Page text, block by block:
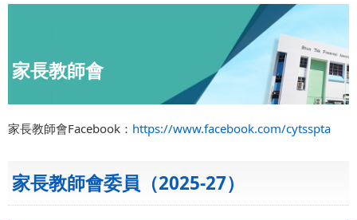
家長教師會
家長教師會Facebook： https://www.facebook.com/cytsspta
家長教師會委員（2025-27）